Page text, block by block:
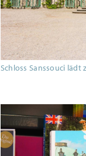
Schloss Sanssouci lädt